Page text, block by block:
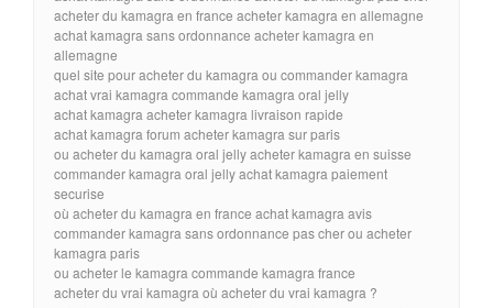
acheter du kamagra en france acheter kamagra en allemagne
achat kamagra sans ordonnance acheter kamagra en
allemagne
quel site pour acheter du kamagra ou commander kamagra
achat vrai kamagra commande kamagra oral jelly
achat kamagra acheter kamagra livraison rapide
achat kamagra forum acheter kamagra sur paris
ou acheter du kamagra oral jelly acheter kamagra en suisse
commander kamagra oral jelly achat kamagra paiement
securise
où acheter du kamagra en france achat kamagra avis
commander kamagra sans ordonnance pas cher ou acheter
kamagra paris
ou acheter le kamagra commande kamagra france
acheter du vrai kamagra où acheter du vrai kamagra ?